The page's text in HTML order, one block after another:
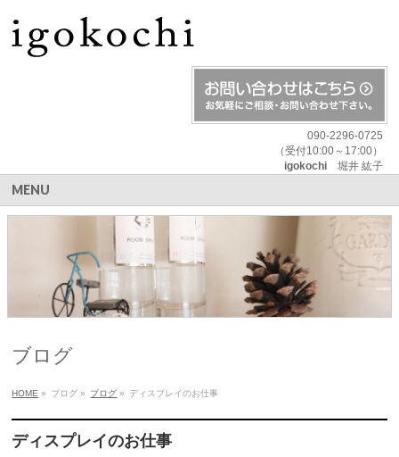
090-2296-0725
（受付10:00～17:00）
igokochi堀井 紘子
MENU
ブログ
HOME » ブログ » ブログ » ディスプレイのお仕事
ディスプレイのお仕事